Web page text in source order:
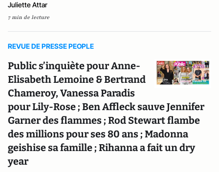
Juliette Attar
7 min de lecture
REVUE DE PRESSE PEOPLE
Public s’inquiète pour Anne-
Elisabeth Lemoine & Bertrand
Chameroy, Vanessa Paradis
pour Lily-Rose ; Ben Affleck sauve Jennifer
Garner des flammes ; Rod Stewart flambe
des millions pour ses 80 ans ; Madonna
geishise sa famille ; Rihanna a fait un dry
year